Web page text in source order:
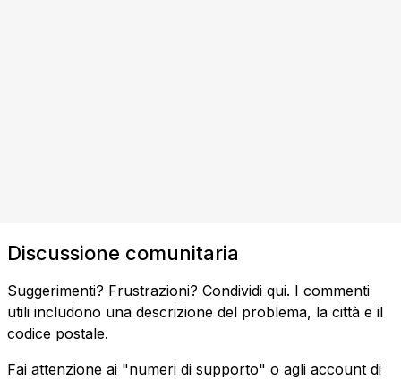
Discussione comunitaria
Suggerimenti? Frustrazioni? Condividi qui. I commenti
utili includono una descrizione del problema, la città e il
codice postale.
Fai attenzione ai "numeri di supporto" o agli account di